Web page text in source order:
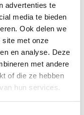
advertenties te
media te bieden
Ook delen we
site met onze
en analyse. Deze
met andere
of die ze hebben
hun services.
springen,
die
verschillende
vanaf 8 jaar.
voorhand.
de LÜ is15